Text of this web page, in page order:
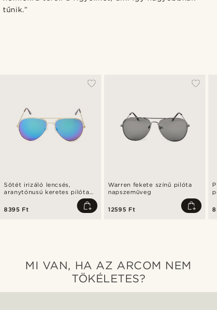
tűnik.”
Sötét irizáló lencsés,
aranytónusú keretes pilóta
8395 Ft
Warren fekete színű pilóta
napszemüveg
12595 Ft
MI VAN, HA AZ ARCOM NEM
TÖKÉLETES?